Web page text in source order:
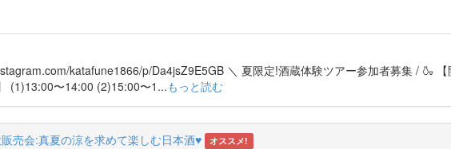
katafune1866/p/Da4jsZ9E5GB ＼ 夏限定!酒蔵体験ツアー参加者募集 / 🍶 【
(1)13:00〜14:00 (2)15:00〜1...もっと読む
販売会:真夏の涼を求めて楽しむ日本酒♥ オススメ!